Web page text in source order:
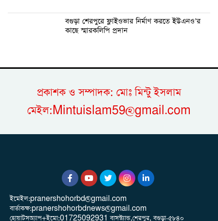
বগুড়া শেরপুরে ফ্লাইওভার নির্মাণ করতে ইউএনও’র
কাছে স্মারকলিপি প্রদান
প্রকাশক ও সম্পাদক: মোঃ মিন্টু ইসলাম
মেইল:Mintuislam59@gmail.com
ইমেইল:pranershohorbd@gmail.com
বার্তাকক্ষ:pranershohorbdnews@gmail.com
হোয়াটসঅ্যাপ+ইমো:01725092931 বাসস্ট্যান্ড,শেরপুর, বগুড়া-৫৮৪০